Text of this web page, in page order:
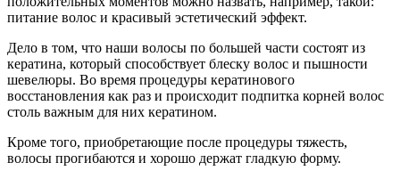
питание волос и красивый эстетический эффект.
Дело в том, что наши волосы по большей части состоят из
кератина, который способствует блеску волос и пышности
шевелюры. Во время процедуры кератинового
восстановления как раз и происходит подпитка корней волос
столь важным для них кератином.
Кроме того, приобретающие после процедуры тяжесть,
волосы прогибаются и хорошо держат гладкую форму.